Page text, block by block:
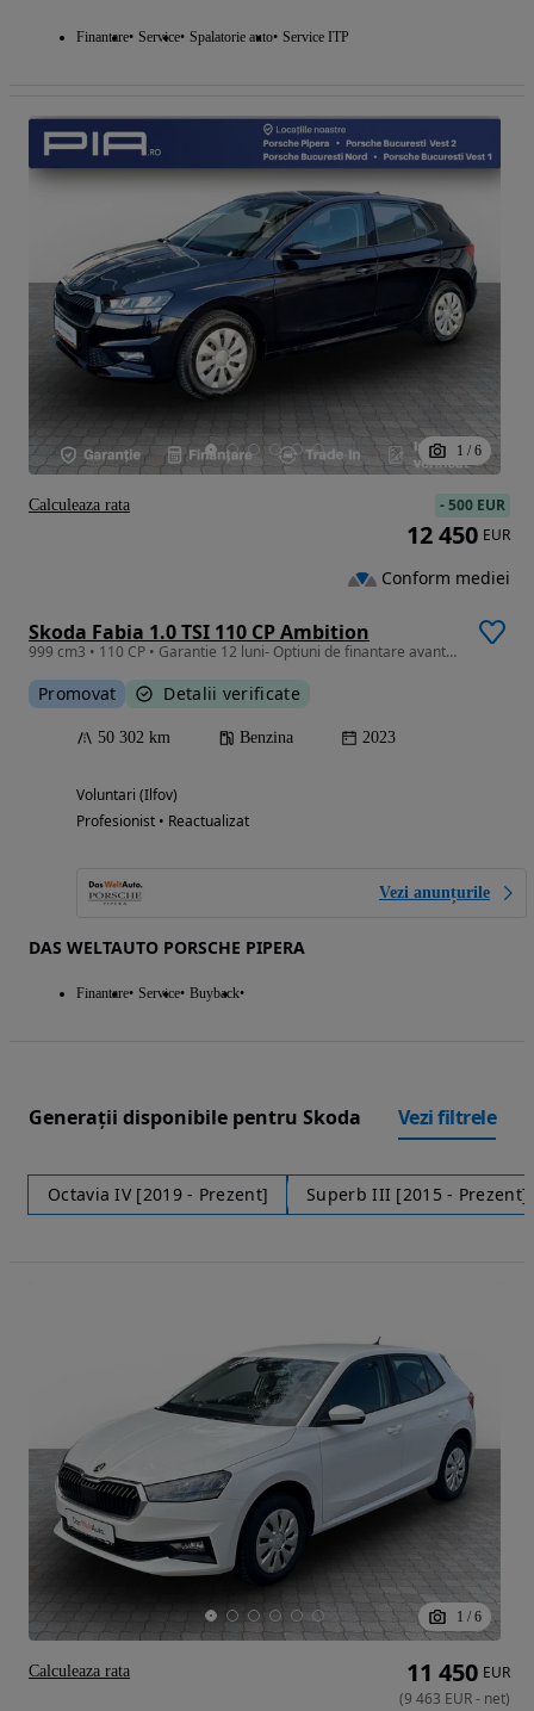
Finantare Service Spalatorie auto Service ITP
1 / 6
Skoda Fabia 1.0 TSI 110 CP Ambition
999 cm3 • 110 CP • Garantie 12 luni- Optiuni de finantare avantajoase
Promovat Detalii verificate
50 302 km Benzina 2023
Voluntari (Ilfov)
Profesionist • Reactualizat
Vezi anunțurile
DAS WELTAUTO PORSCHE PIPERA
Finantare Service Buyback
-500 EUR
12 450 EUR
Conform mediei
Calculeaza rata
Generații disponibile pentru Skoda Vezi filtrele
Octavia IV [2019 - Prezent] Superb III [2015 - Prezent]
1 / 6
11 450 EUR
(9 463 EUR- net)
Calculeaza rata